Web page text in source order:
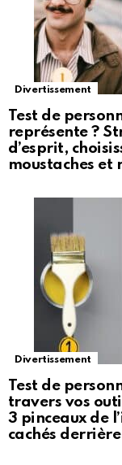
Divertissement
Test de
représente ?
d’esprit,
moustaches et
Divertissement
Test de
travers vos
3 pinceaux de
cachés